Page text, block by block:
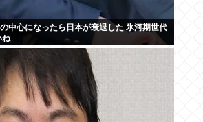
中心になったら日本が衰退した 氷河期世代
ね